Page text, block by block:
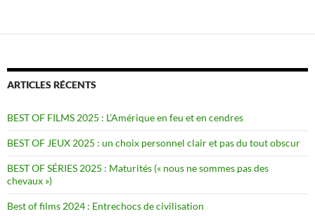
ARTICLES RÉCENTS
BEST OF FILMS 2025 : L’Amérique en feu et en cendres
BEST OF JEUX 2025 : un choix personnel clair et pas du tout obscur
BEST OF SÉRIES 2025 : Maturités (« nous ne sommes pas des
chevaux »)
Best of films 2024 : Entrechocs de civilisation